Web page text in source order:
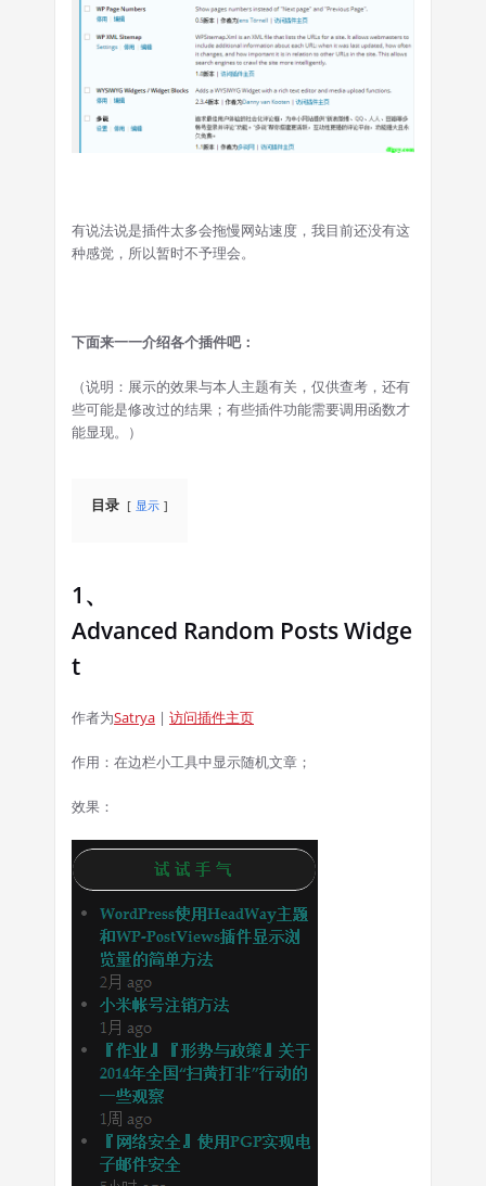
有说法说是插件太多会拖慢网站速度，我目前还没有这
种感觉，所以暂时不予理会。
下面来一一介绍各个插件吧：
（说明：展示的效果与本人主题有关，仅供查考，还有
些可能是修改过的结果；有些插件功能需要调用函数才
能显现。）
目录 显示
1、
Advanced Random Posts Widge
t
作者为Satrya | 访问插件主页
作用：在边栏小工具中显示随机文章；
效果：